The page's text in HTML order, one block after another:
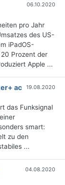
06.10.2020
pro Jahr
des US-
iPadOS-
Prozent der
Apple ...
ac
19.08.2020
das Funksignal
smart:
zu den
...
04.08.2020